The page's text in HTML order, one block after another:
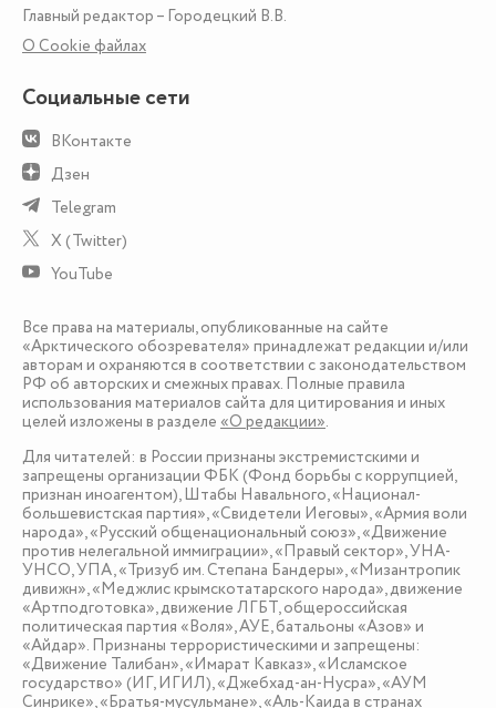
Главный редактор – Городецкий В.В.
О Сookie файлах
Социальные сети
ВКонтакте
Дзен
Telegram
X (Twitter)
YouTube
Все права на материалы, опубликованные на сайте
«Арктического обозревателя» принадлежат редакции и/или
авторам и охраняются в соответствии с законодательством
РФ об авторских и смежных правах. Полные правила
использования материалов сайта для цитирования и иных
целей изложены в разделе «О редакции».
Для читателей: в России признаны экстремистскими и
запрещены организации ФБК (Фонд борьбы с коррупцией,
признан иноагентом), Штабы Навального, «Национал-
большевистская партия», «Свидетели Иеговы», «Армия воли
народа», «Русский общенациональный союз», «Движение
против нелегальной иммиграции», «Правый сектор», УНА-
УНСО, УПА, «Тризуб им. Степана Бандеры», «Мизантропик
дивижн», «Меджлис крымскотатарского народа», движение
«Артподготовка», движение ЛГБТ, общероссийская
политическая партия «Воля», АУЕ, батальоны «Азов» и
«Айдар». Признаны террористическими и запрещены:
«Движение Талибан», «Имарат Кавказ», «Исламское
государство» (ИГ, ИГИЛ), «Джебхад-ан-Нусра», «АУМ
Синрике», «Братья-мусульмане», «Аль-Каида в странах